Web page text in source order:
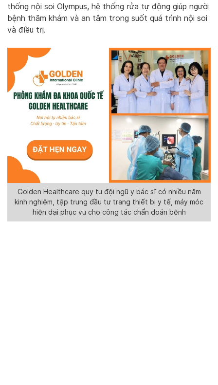
thống nội soi Olympus, hệ thống rửa tự động giúp người
bệnh thăm khám và an tâm trong suốt quá trình nội soi
và điều trị.
Golden Healthcare quy tụ đội ngũ y bác sĩ có nhiều năm
kinh nghiệm, tập trung đầu tư trang thiết bị y tế, máy móc
hiện đại phục vụ cho công tác chẩn đoán bệnh